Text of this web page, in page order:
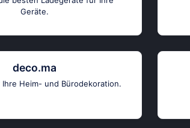
Geräte.
deco.ma
Heim- und Bürodekoration.